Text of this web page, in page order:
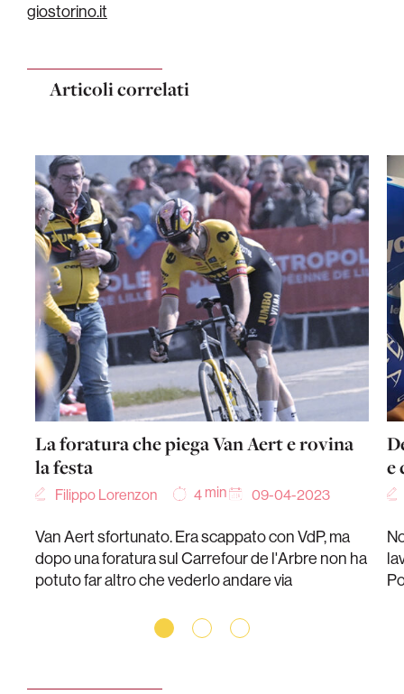
giostorino.it
Articoli correlati
La foratura che piega Van Aert e rovina
la festa
Filippo Lorenzon 4 min 09-04-2023
Van Aert sfortunato. Era scappato con VdP, ma
dopo una foratura sul Carrefour de l'Arbre non ha
potuto far altro che vederlo andare via
e